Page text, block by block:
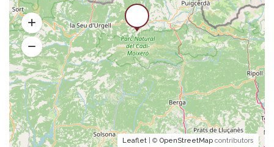
Leaflet | © OpenStreetMap contributors